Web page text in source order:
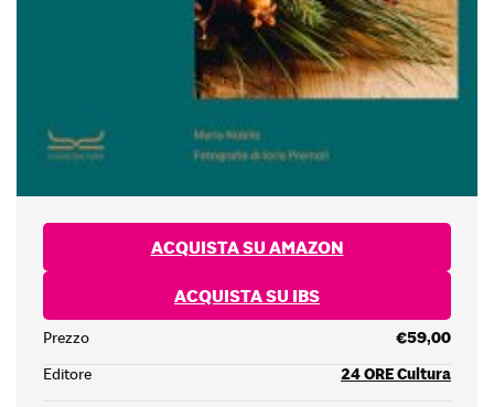
ACQUISTA SU AMAZON
ACQUISTA SU IBS
Prezzo
€59,00
Editore
24 ORE Cultura